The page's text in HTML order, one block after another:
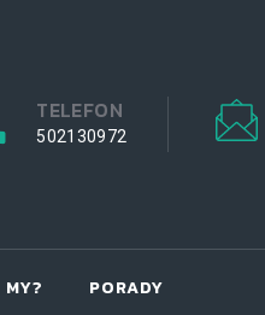
TELEFON
502130972
PORADY